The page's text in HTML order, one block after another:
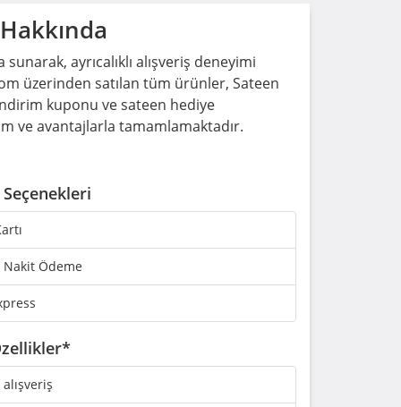
ayrıcalıklı alışveriş deneyimi
üzerinden satılan tüm ürünler, Sateen
kuponu ve sateen hediye
ve avantajlarla tamamlamaktadır.
Nakit Ödeme